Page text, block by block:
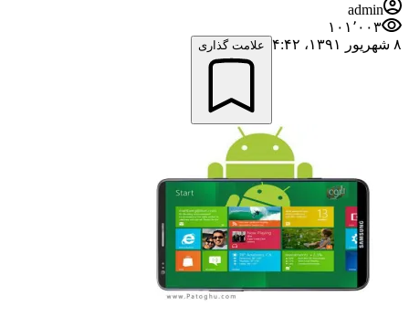
admin
۱۰۱٬۰۰۳
۸ شهریور ۱۳۹۱،‏ ۴:۴۲
علامت گذاری